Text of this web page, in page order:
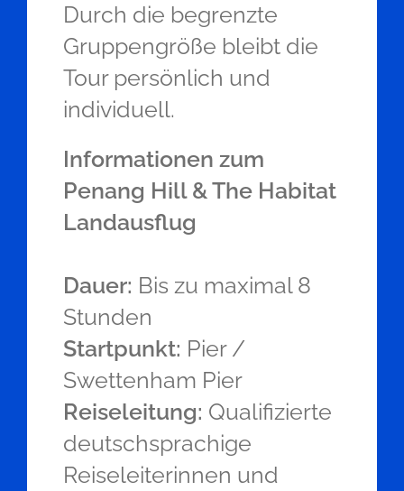
Durch die begrenzte
Gruppengröße bleibt die
Tour persönlich und
individuell.
Informationen zum
Penang Hill & The Habitat
Landausflug
Dauer: Bis zu maximal 8
Stunden
Startpunkt: Pier /
Swettenham Pier
Reiseleitung: Qualifizierte
deutschsprachige
Reiseleiterinnen und